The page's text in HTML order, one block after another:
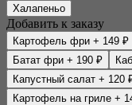
Халапеньо
Добавить к заказу
Картофель фри + 149 ₽
Батат фри + 190 ₽
Капустный салат + 120
Картофель на гриле +